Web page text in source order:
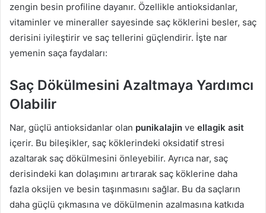
zengin besin profiline dayanır. Özellikle antioksidanlar,
vitaminler ve mineraller sayesinde saç köklerini besler, saç
derisini iyileştirir ve saç tellerini güçlendirir. İşte nar
yemenin saça faydaları:
Saç Dökülmesini Azaltmaya Yardımcı
Olabilir
Nar, güçlü antioksidanlar olan punikalajin ve ellagik asit
içerir. Bu bileşikler, saç köklerindeki oksidatif stresi
azaltarak saç dökülmesini önleyebilir. Ayrıca nar, saç
derisindeki kan dolaşımını artırarak saç köklerine daha
fazla oksijen ve besin taşınmasını sağlar. Bu da saçların
daha güçlü çıkmasına ve dökülmenin azalmasına katkıda